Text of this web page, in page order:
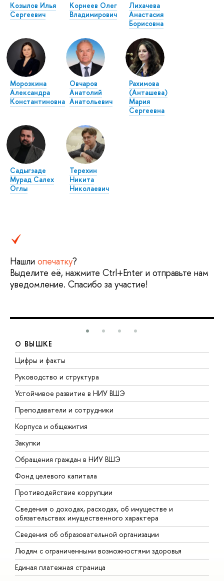
Козылов Илья
Сергеевич
Корнеев Олег
Владимирович
Лихачева
Анастасия
Борисовна
Морозкина
Александра
Константиновна
Овчаров
Анатолий
Анатольевич
Рахимова
(Анташева)
Мария
Сергеевна
Садыгзаде
Мурад Салех
Оглы
Терехин
Никита
Николаевич
Нашли опечатку?
Выделите её, нажмите Ctrl+Enter и отправьте нам
уведомление. Спасибо за участие!
О ВЫШКЕ
Цифры и факты
Руководство и структура
Устойчивое развитие в НИУ ВШЭ
Преподаватели и сотрудники
Корпуса и общежития
Закупки
Обращения граждан в НИУ ВШЭ
Фонд целевого капитала
Противодействие коррупции
Сведения о доходах, расходах, об имуществе и
обязательствах имущественного характера
Сведения об образовательной организации
Людям с ограниченными возможностями здоровья
Единая платежная страница